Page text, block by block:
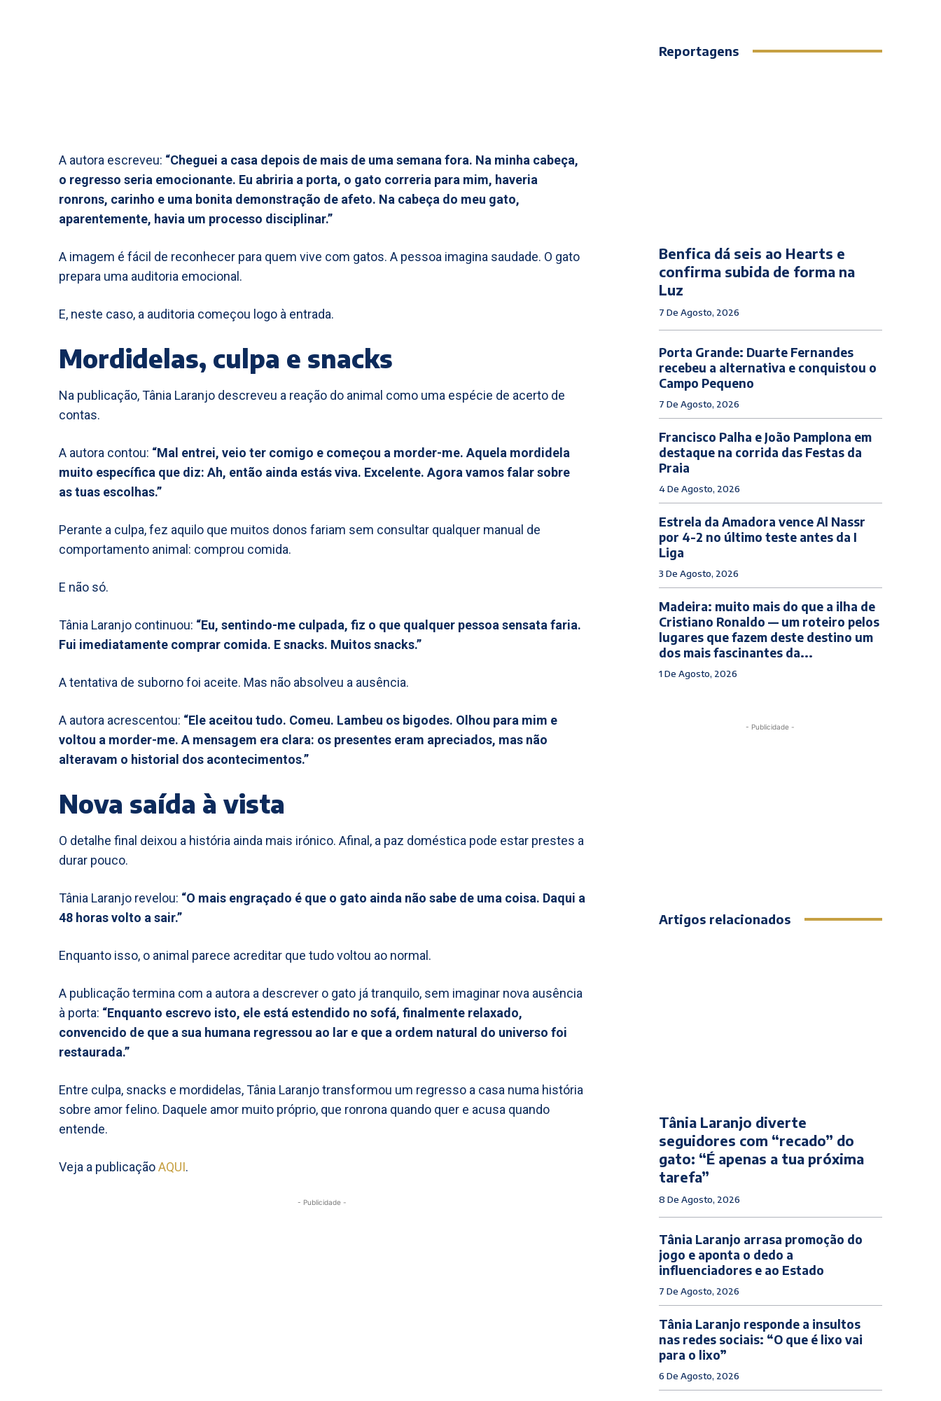
A autora escreveu: “Cheguei a casa depois de mais de uma semana fora. Na minha cabeça,
o regresso seria emocionante. Eu abriria a porta, o gato correria para mim, haveria
ronrons, carinho e uma bonita demonstração de afeto. Na cabeça do meu gato,
aparentemente, havia um processo disciplinar.”
A imagem é fácil de reconhecer para quem vive com gatos. A pessoa imagina saudade. O gato
prepara uma auditoria emocional.
E, neste caso, a auditoria começou logo à entrada.
Mordidelas, culpa e snacks
Na publicação, Tânia Laranjo descreveu a reação do animal como uma espécie de acerto de
contas.
A autora contou: “Mal entrei, veio ter comigo e começou a morder-me. Aquela mordidela
muito específica que diz: Ah, então ainda estás viva. Excelente. Agora vamos falar sobre
as tuas escolhas.”
Perante a culpa, fez aquilo que muitos donos fariam sem consultar qualquer manual de
comportamento animal: comprou comida.
E não só.
Tânia Laranjo continuou: “Eu, sentindo-me culpada, fiz o que qualquer pessoa sensata faria.
Fui imediatamente comprar comida. E snacks. Muitos snacks.”
A tentativa de suborno foi aceite. Mas não absolveu a ausência.
A autora acrescentou: “Ele aceitou tudo. Comeu. Lambeu os bigodes. Olhou para mim e
voltou a morder-me. A mensagem era clara: os presentes eram apreciados, mas não
alteravam o historial dos acontecimentos.”
Nova saída à vista
O detalhe final deixou a história ainda mais irónico. Afinal, a paz doméstica pode estar prestes a
durar pouco.
Tânia Laranjo revelou: “O mais engraçado é que o gato ainda não sabe de uma coisa. Daqui a
48 horas volto a sair.”
Enquanto isso, o animal parece acreditar que tudo voltou ao normal.
A publicação termina com a autora a descrever o gato já tranquilo, sem imaginar nova ausência
à porta: “Enquanto escrevo isto, ele está estendido no sofá, finalmente relaxado,
convencido de que a sua humana regressou ao lar e que a ordem natural do universo foi
restaurada.”
Entre culpa, snacks e mordidelas, Tânia Laranjo transformou um regresso a casa numa história
sobre amor felino. Daquele amor muito próprio, que ronrona quando quer e acusa quando
entende.
Veja a publicaçãoAQUI.
- Publicidade -
Reportagens
Benfica dá seis ao Hearts e
confirma subida de forma na
Luz
7 De Agosto, 2026
Porta Grande: Duarte Fernandes
recebeu a alternativa e conquistou o
Campo Pequeno
7 De Agosto, 2026
Francisco Palha e João Pamplona em
destaque na corrida das Festas da
Praia
4 De Agosto, 2026
Estrela da Amadora vence Al Nassr
por 4-2 no último teste antes da I
Liga
3 De Agosto, 2026
Madeira: muito mais do que a ilha de
Cristiano Ronaldo — um roteiro pelos
lugares que fazem deste destino um
dos mais fascinantes da...
1 De Agosto, 2026
- Publicidade -
Artigos relacionados
Tânia Laranjo diverte
seguidores com “recado” do
gato: “É apenas a tua próxima
tarefa”
8 De Agosto, 2026
Tânia Laranjo arrasa promoção do
jogo e aponta o dedo a
influenciadores e ao Estado
7 De Agosto, 2026
Tânia Laranjo responde a insultos
nas redes sociais: “O que é lixo vai
para o lixo”
6 De Agosto, 2026